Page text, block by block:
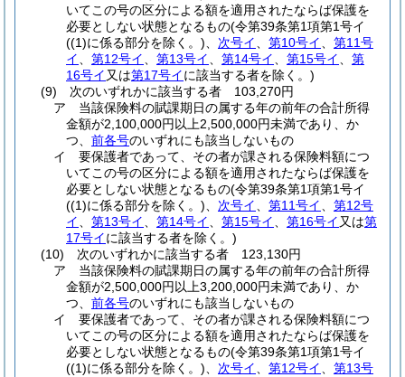
いてこの号の区分による額を適用されたならば保護を
必要としない状態となるもの(令第39条第1項第1号イ
((1)に係る部分を除く。) 次号イ 第10号イ
第11号
イ
第12号イ 第13号イ 第14号イ 第15号イ
第
16号イ 又は第17号イに該当する者を除く。)
(9)
次のいずれかに該当する者 103,270円
ア
当該保険料の賦課期日の属する年の前年の合計所得
金額が2,100,000円以上2,500,000円未満であり、か
つ、 前各号のいずれにも該当しないもの
イ
要保護者であって、その者が課される保険料額につ
いてこの号の区分による額を適用されたならば保護を
必要としない状態となるもの(令第39条第1項第1号イ
((1)に係る部分を除く。) 次号イ 第11号イ
第12号
イ
第13号イ 第14号イ 第15号イ 第16号イ 又は第
17号イに該当する者を除く。)
(10)
次のいずれかに該当する者 123,130円
ア
当該保険料の賦課期日の属する年の前年の合計所得
金額が2,500,000円以上3,200,000円未満であり、か
つ、 前各号のいずれにも該当しないもの
イ
要保護者であって、その者が課される保険料額につ
いてこの号の区分による額を適用されたならば保護を
必要としない状態となるもの(令第39条第1項第1号イ
((1)に係る部分を除く。) 次号イ 第12号イ
第13号